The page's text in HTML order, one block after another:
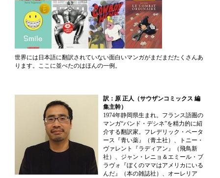
世界には日本語に翻訳されていない面白いマンガがまだまだたくさんあ
ります。ここに並べたのはほんの一例。
訳：原 正人（サウザンコミックス 編
集主幹）
1974年静岡県生まれ。フランス語圏の
マンガ“バンド・デシネ”を精力的に紹
介する翻訳家。フレデリック・ペータ
ース『青い薬』（青土社）、トニー・
ヴァレント『ラディアン』（飛鳥新
社）、ジャン・レニョ＆エミール・ブ
ラヴォ『ぼくのママはアメリカにいる
んだ』（本の雑誌社）、オーレリア